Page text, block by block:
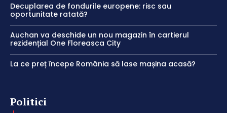
Decuplarea de fondurile europene: risc sau
oportunitate ratată?
Auchan va deschide un nou magazin în cartierul
rezidențial One Floreasca City
La ce preț începe România să lase mașina acasă?
Politici